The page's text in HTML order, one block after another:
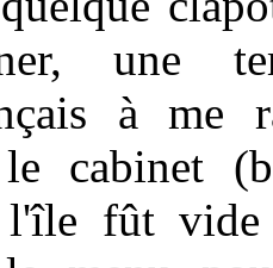
une
à me
cabinet
l'île fût vide